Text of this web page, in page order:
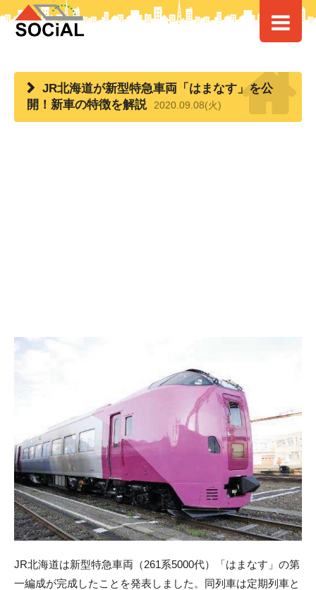
HOME>> JR北海道が新型特急車両「はまなす」を公開！新車の特徴を解
説
JR北海道が新型特急車両「はまなす」を公
開！新車の特徴を解説
2020.09.08(火)
JR北海道は新型特急車両（261系5000代）「はまなす」の第
一編成が完成したことを発表しました。同列車は定期列車と